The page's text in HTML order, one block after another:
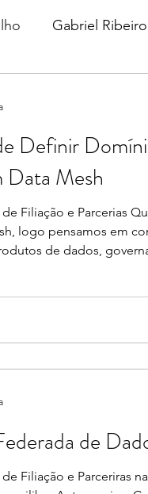
Gabriel Ribeiro
Adriana
Definir
Data Mesh
Filiação e Parcerias
logo pensamos em
de dados,
para a plataforma:
de
Filiação e Parceriras